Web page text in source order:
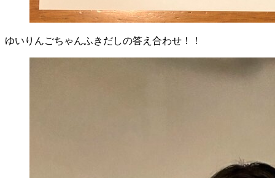
ゆいりんごちゃんふきだしの答え合わせ！！